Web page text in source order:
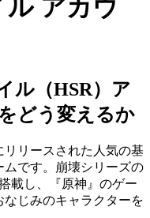
アカウ
ル（HSR）ア
どう変えるか
リリースされた人気の基
です。崩壊シリーズの
載し、『原神』のゲー
じみのキャラクターを